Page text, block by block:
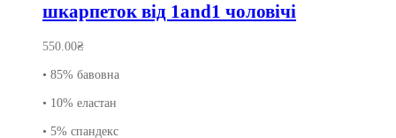
шкарпеток від 1and1 чоловічі
550.00₴
• 85% бавовна
• 10% еластан
• 5% спандекс